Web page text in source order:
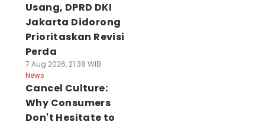
Usang, DPRD DKI
Jakarta Didorong
Prioritaskan Revisi
Perda
7 Aug 2026, 21:38 WIB
News
Cancel Culture:
Why Consumers
Don't Hesitate to